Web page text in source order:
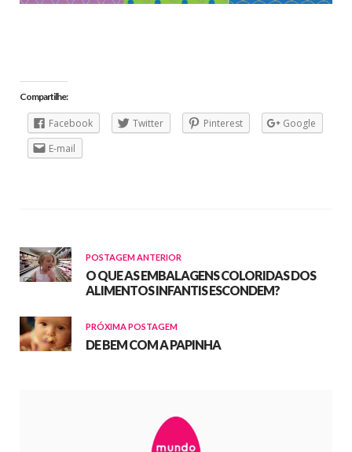
Compartilhe:
Facebook Twitter Pinterest
Google
E-mail
POSTAGEM ANTERIOR
O QUE AS EMBALAGENS COLORIDAS DOS
ALIMENTOS INFANTIS ESCONDEM?
PRÓXIMA POSTAGEM
DE BEM COM A PAPINHA